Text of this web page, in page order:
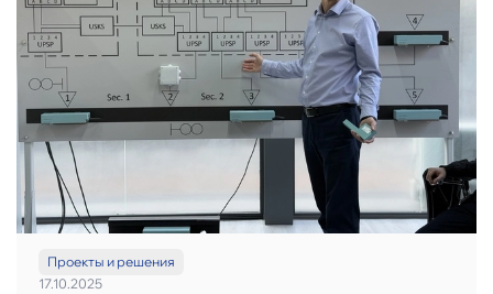
17.10.2025
Проекты и решения